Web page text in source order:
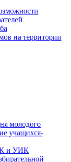
на территории
молодого
учащихся-
и УИК